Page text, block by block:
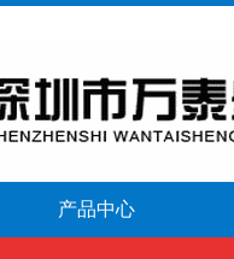
产品中心